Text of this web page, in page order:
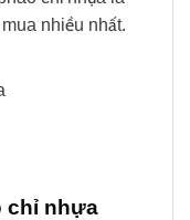
nhiều nhất.
chỉ nhựa